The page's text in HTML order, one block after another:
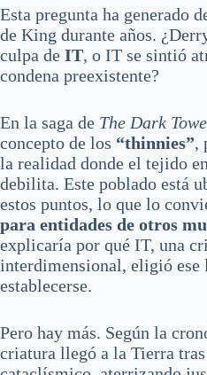
Esta pregunta ha generado
de King durante años.
culpa de IT, o IT se sintió
condena preexistente?
En la saga de The Dark
concepto de los “thinnies”,
la realidad donde el tejido
debilita. Este poblado está
estos puntos, lo que lo
para entidades de otros
explicaría por qué IT, una
interdimensional, eligió ese
establecerse.
Pero hay más. Según la
criatura llegó a la Tierra